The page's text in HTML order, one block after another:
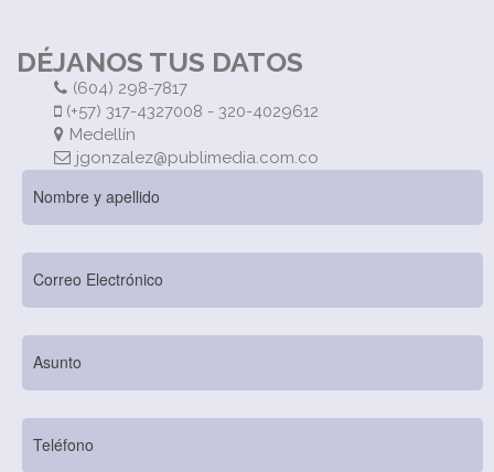
DÉJANOS TUS DATOS
(604) 298-7817
(+57) 317-4327008 - 320-4029612
Medellín
jgonzalez@publimedia.com.co